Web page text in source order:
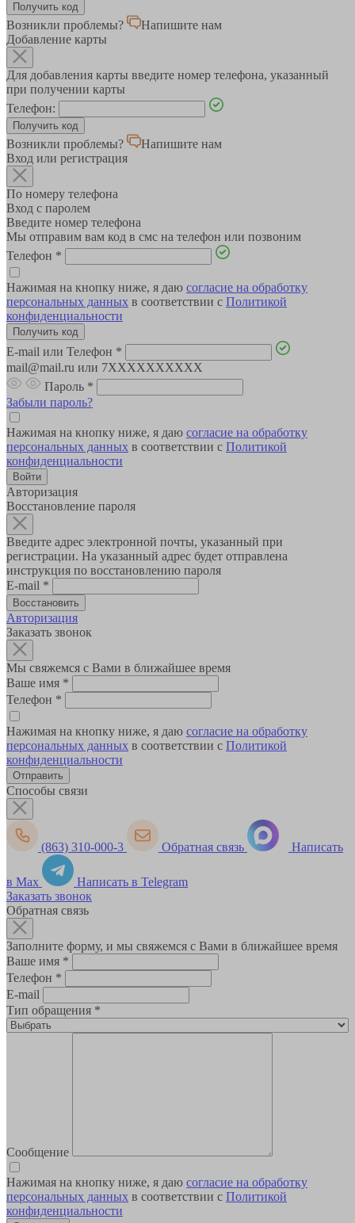
Возникли проблемы?
Напишите нам
Добавление карты
Для добавления карты введите номер телефона, указанный
при получении карты
Телефон:
Возникли проблемы?
Напишите нам
Вход или регистрация
По номеру телефона
Вход с паролем
Введите номер телефона
Мы отправим вам код в смс на телефон или позвоним
Телефон *
Нажимая на кнопку ниже, я даю согласие на обработку
персональных данных в соответствии с Политикой
конфиденциальности
E-mail или Телефон *
mail@mail.ru или 7XXXXXXXXXX
Пароль *
Забыли пароль?
Нажимая на кнопку ниже, я даю согласие на обработку
персональных данных в соответствии с Политикой
конфиденциальности
Авторизация
Восстановление пароля
Введите адрес электронной почты, указанный при
регистрации. На указанный адрес будет отправлена
инструкция по восстановлению пароля
E-mail *
Авторизация
Заказать звонок
Мы свяжемся с Вами в ближайшее время
Ваше имя *
Телефон *
Нажимая на кнопку ниже, я даю согласие на обработку
персональных данных в соответствии с Политикой
конфиденциальности
Способы связи
(863) 310-000-3 Обратная связь Написать
в Max
Написать в Telegram
Заказать звонок
Обратная связь
Заполните форму, и мы свяжемся с Вами в ближайшее время
Ваше имя *
Телефон *
E-mail
Тип обращения *
Сообщение
Нажимая на кнопку ниже, я даю согласие на обработку
персональных данных в соответствии с Политикой
конфиденциальности